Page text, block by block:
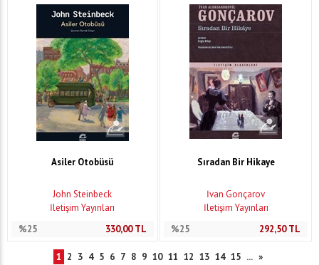
Asiler Otobüsü
John Steinbeck
İletişim Yayınları
%25
330,00TL
Sıradan Bir Hikaye
İvan Gonçarov
İletişim Yayınları
%25
292,50TL
1 2 3 4 5 6 7 8 9 10 11 12 13 14 15 ... »